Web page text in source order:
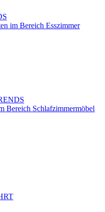
im Bereich Esszimmer
Bereich Schlafzimmermöbel